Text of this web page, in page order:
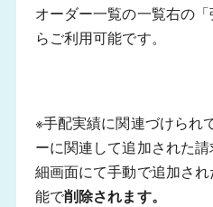
オーダー一覧の一覧右の
らご利用可能です。
※手配実績に関連づけられ
ーに関連して追加された
細画面にて手動で追加さ
能で削除されます。